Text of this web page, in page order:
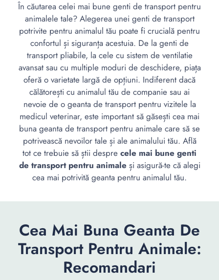
În căutarea celei mai bune genti de transport pentru
animalele tale? Alegerea unei genti de transport
potrivite pentru animalul tău poate fi crucială pentru
confortul și siguranța acestuia. De la genti de
transport pliabile, la cele cu sistem de ventilatie
avansat sau cu multiple moduri de deschidere, piața
oferă o varietate largă de opțiuni. Indiferent dacă
călătorești cu animalul tău de companie sau ai
nevoie de o geanta de transport pentru vizitele la
medicul veterinar, este important să găsești cea mai
buna geanta de transport pentru animale care să se
potrivească nevoilor tale și ale animalului tău. Află
tot ce trebuie să știi despre cele mai bune genti
de transport pentru animale și asigură-te că alegi
cea mai potrivită geanta pentru animalul tău.
Cea Mai Buna Geanta De
Transport Pentru Animale:
Recomandari